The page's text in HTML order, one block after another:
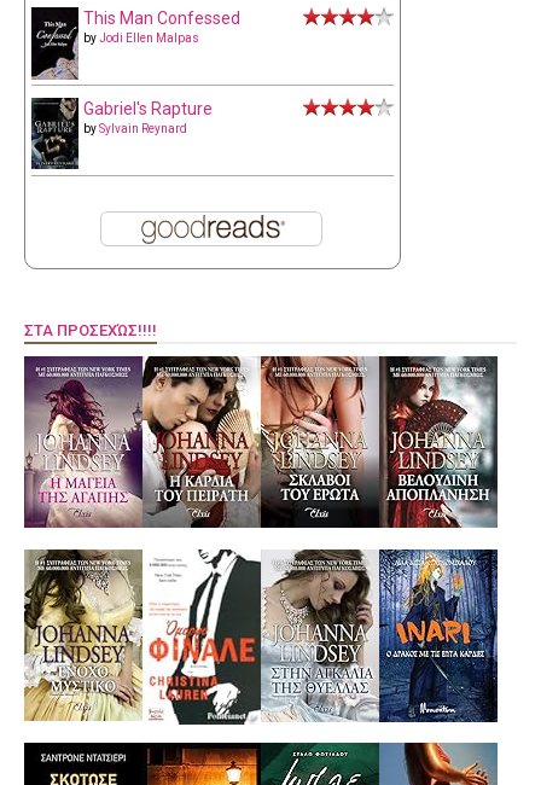
This Man Confessed
byJodi Ellen Malpas
Gabriel's Rapture
bySylvain Reynard
ΣΤΑ ΠΡΟΣΕΧΏΣ!!!!